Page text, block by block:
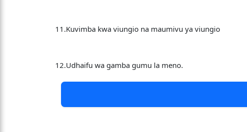
11.Kuvimba kwa viungio na maumivu ya viungio
12.Udhaifu wa gamba gumu la meno.